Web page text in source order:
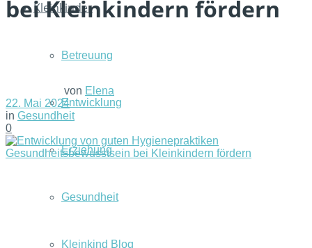
Kleinkinder
Betreuung
Entwicklung
Erziehung
Gesundheit
Kleinkind Blog
bei Kleinkindern fördern
von Elena
22. Mai 2024
in Gesundheit
0